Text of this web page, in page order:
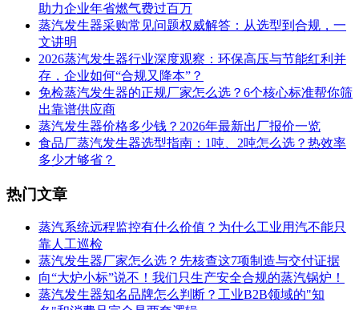
助力企业年省燃气费过百万
蒸汽发生器采购常见问题权威解答：从选型到合规，一
文讲明
2026蒸汽发生器行业深度观察：环保高压与节能红利并
存，企业如何“合规又降本”？
免检蒸汽发生器的正规厂家怎么选？6个核心标准帮你筛
出靠谱供应商
蒸汽发生器价格多少钱？2026年最新出厂报价一览
食品厂蒸汽发生器选型指南：1吨、2吨怎么选？热效率
多少才够省？
热门文章
蒸汽系统远程监控有什么价值？为什么工业用汽不能只
靠人工巡检
蒸汽发生器厂家怎么选？先核查这7项制造与交付证据
向“大炉小标”说不！我们只生产安全合规的蒸汽锅炉！
蒸汽发生器知名品牌怎么判断？工业B2B领域的"知